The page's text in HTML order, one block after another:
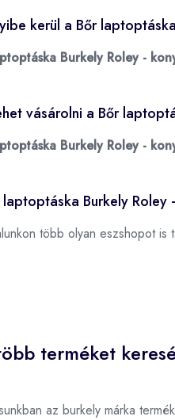
kerül a Bőr
Burkely Roley -
vásárolni a Bőr
Burkely Roley -
laptoptáska Burkely
több olyan eszshopot is
terméket
az burkely márka